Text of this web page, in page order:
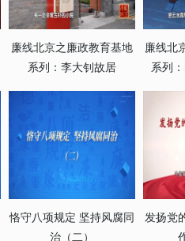
廉线北京之廉政教育基地
系列：李大钊故居
廉线北
系列
恪守八项规定 坚持风腐同
治（二）
发扬党